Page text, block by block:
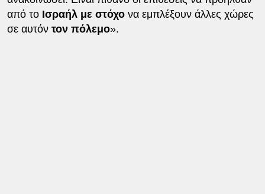
από το Ισραήλ με στόχο να εμπλέξουν άλλες χώρες
σε αυτόντον πόλεμο».